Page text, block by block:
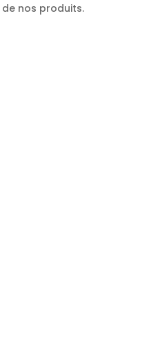
nos produits.